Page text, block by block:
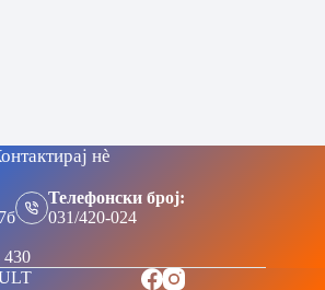
нè
Телефонски број:
031/420-024
430